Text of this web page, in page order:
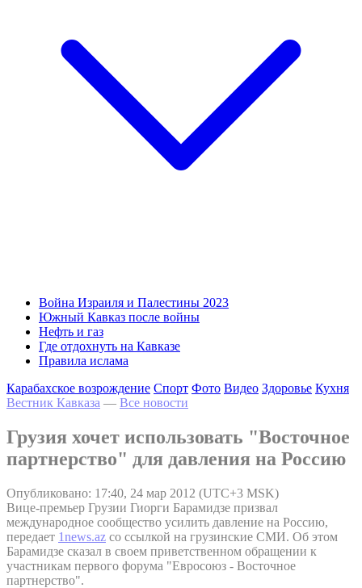
Война Израиля и Палестины 2023
Южный Кавказ после войны
Нефть и газ
Где отдохнуть на Кавказе
Правила ислама
Карабахское возрождение Спорт Фото Видео Здоровье Кухня
Вестник Кавказа — Все новости
Грузия хочет использовать "Восточное
партнерство" для давления на Россию
Опубликовано: 17:40, 24 мар 2012 (UTC+3 MSK)
Вице-премьер Грузии Гиорги Барамидзе призвал
международное сообщество усилить давление на Россию,
передает 1news.az со ссылкой на грузинские СМИ. Об этом
Барамидзе сказал в своем приветственном обращении к
участникам первого форума "Евросоюз - Восточное
партнерство".